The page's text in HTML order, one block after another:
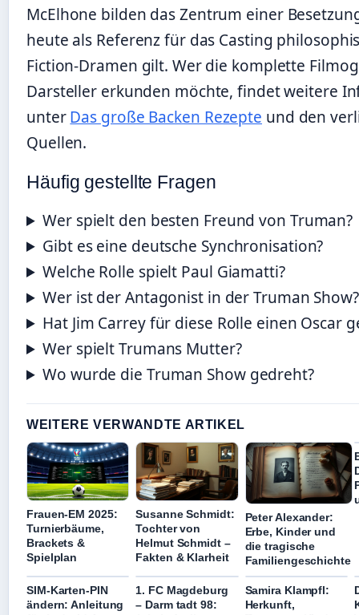
McElhone bilden das Zentrum einer
heute als Referenz für das Casting
Fiction-Dramen gilt. Wer die komplette
Darsteller erkunden möchte, findet weitere
unterDas große Backen Rezepte und den
Quellen.
Häufig gestellte Fragen
Wer spielt den besten Freund von Truman?
Gibt es eine deutsche Synchronisation?
Welche Rolle spielt Paul Giamatti?
Wer ist der Antagonist in der Truman Show?
Hat Jim Carrey für diese Rolle einen Oscar
Wer spielt Trumans Mutter?
Wo wurde die Truman Show gedreht?
WEITERE VERWANDTE ARTIKEL
Frauen-EM 2025:
Turnierbäume,
Brackets &
Spielplan
Susanne Schmidt:
Tochter von
Helmut Schmidt –
Fakten & Klarheit
Peter Alexander:
Erbe, Kinder und
die tragische
Familiengeschichte
SIM-Karten-PIN
ändern: Anleitung
1. FC Magdeburg
– Darm tadt 98:
Samira Klampfl:
Herkunft,